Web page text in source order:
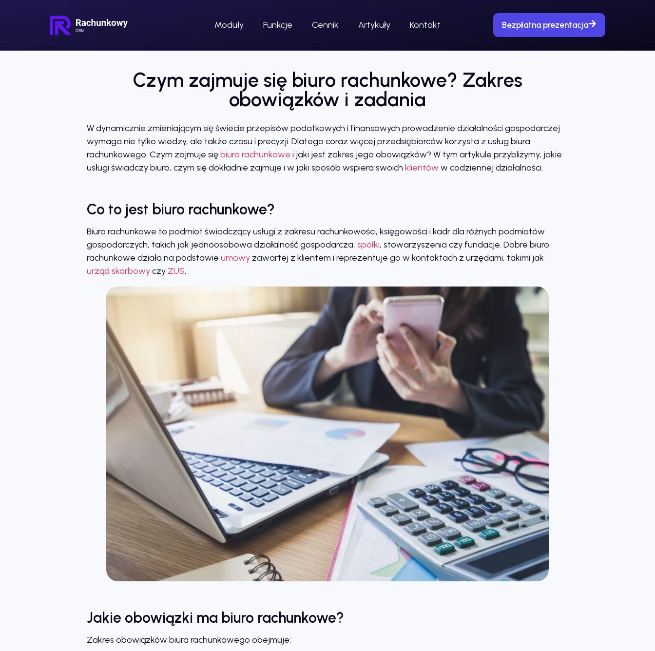
Moduły Funkcje Cennik Artykuły Kontakt Bezpłatna prezentacja
Czym zajmuje się biuro rachunkowe? Zakres
obowiązków i zadania
W dynamicznie zmieniającym się świecie przepisów podatkowych i finansowych prowadzenie działalności gospodarczej
wymaga nie tylko wiedzy, ale także czasu i precyzji. Dlatego coraz więcej przedsiębiorców korzysta z usług biura
rachunkowego. Czym zajmuje siębiuro rachunkowe i jaki jest zakres jego obowiązków? W tym artykule przybliżymy, jakie
usługi świadczy biuro, czym się dokładnie zajmuje i w jaki sposób wspiera swoich klientów w codziennej działalności.
Co to jest biuro rachunkowe?
Biuro rachunkowe to podmiot świadczący usługi z zakresu rachunkowości, księgowości i kadr dla różnych podmiotów
gospodarczych, takich jak jednoosobowa działalność gospodarcza, spółki, stowarzyszenia czy fundacje. Dobre biuro
rachunkowe działa na podstawie umowy zawartej z klientem i reprezentuje go w kontaktach z urzędami, takimi jak
urząd skarbowyczy ZUS.
Jakie obowiązki ma biuro rachunkowe?
Zakres obowiązków biura rachunkowego obejmuje: